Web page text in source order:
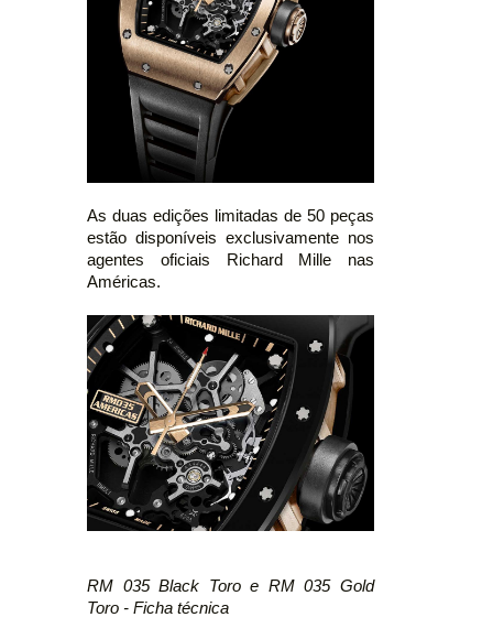
As duas edições limitadas de 50 peças
estão disponíveis exclusivamente nos
agentes oficiais Richard Mille nas
Américas.
RM 035 Black Toro e RM 035 Gold
Toro - Ficha técnica